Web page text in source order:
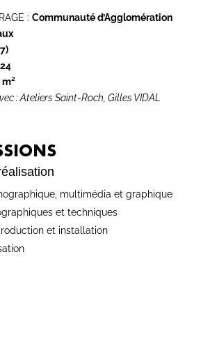
: Communauté d’Agglomération
: Ateliers Saint-Roch, Gilles VIDAL
multimédia et graphique
et techniques
et installation